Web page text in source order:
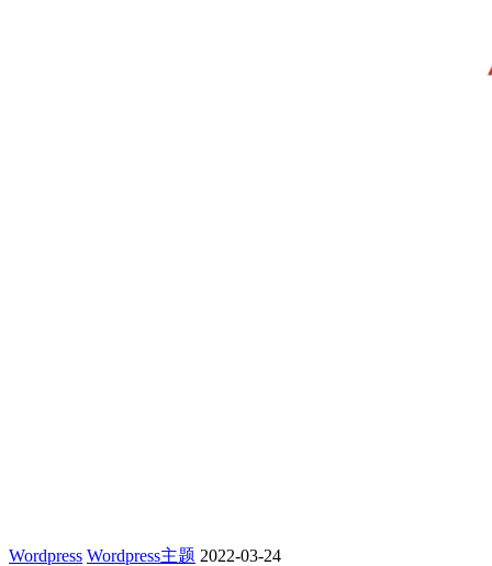
Wordpress Wordpress主题 2022-03-24